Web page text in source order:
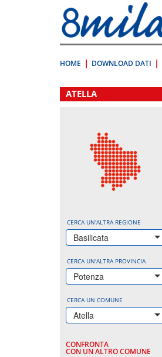
direttamente
a:
Contenuto
HOME DOWNLOAD DATI
.
ATELLA
CERCA UN'ALTRA REGIONE
Basilicata
CERCA UN'ALTRA PROVINCIA
Potenza
CERCA UN COMUNE
Atella
CONFRONTA
CON UN ALTRO COMUNE